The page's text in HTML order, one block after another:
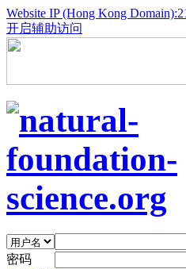
Website IP (Hong Kong
开启辅助访问
密码